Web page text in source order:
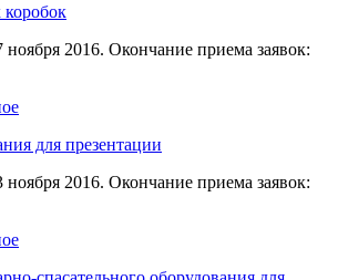
ноября 2016. Окончание приема заявок:
для презентации
ноября 2016. Окончание приема заявок: